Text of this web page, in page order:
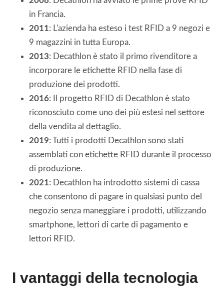
in Francia.
2011: L'azienda ha esteso i test RFID a 9 negozi e
9 magazzini in tutta Europa.
2013: Decathlon è stato il primo rivenditore a
incorporare le etichette RFID nella fase di
produzione dei prodotti.
2016: Il progetto RFID di Decathlon è stato
riconosciuto come uno dei più estesi nel settore
della vendita al dettaglio.
2019: Tutti i prodotti Decathlon sono stati
assemblati con etichette RFID durante il processo
di produzione.
2021: Decathlon ha introdotto sistemi di cassa
che consentono di pagare in qualsiasi punto del
negozio senza maneggiare i prodotti, utilizzando
smartphone, lettori di carte di pagamento e
lettori RFID.
I vantaggi della tecnologia